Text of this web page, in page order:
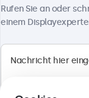
Rufen Sie an oder
einem